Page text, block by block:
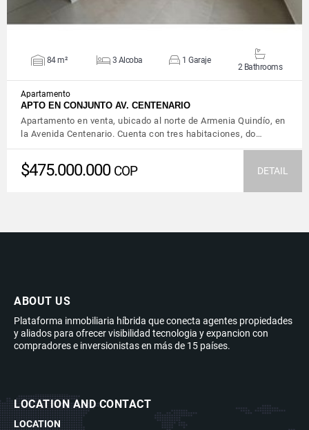
84 m² 3 Alcoba 1 Garaje
2 Bathrooms
Apartamento
APTO EN CONJUNTO AV. CENTENARIO
Apartamento en venta, ubicado al norte de Armenia Quindío, en
la Avenida Centenario. Cuenta con tres habitaciones, do…
$475.000.000 COP DETAIL
ABOUT US
Plataforma inmobiliaria híbrida que conecta agentes propiedades
y aliados para ofrecer visibilidad tecnologia y expancion con
compradores e inversionistas en más de 15 países.
LOCATION AND CONTACT
LOCATION